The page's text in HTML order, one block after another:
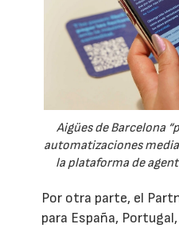
Aigües de Barcelona
automatizaciones
la plataforma de
Por otra parte, el
para España,